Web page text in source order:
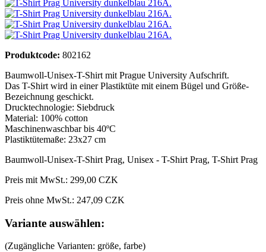
Produktcode: 802162
Baumwoll-Unisex-T-Shirt mit Prague University Aufschrift.
Das T-Shirt wird in einer Plastiktüte mit einem Bügel und Größe-
Bezeichnung geschickt.
Drucktechnologie: Siebdruck
Material: 100% cotton
Maschinenwaschbar bis 40ºC
Plastiktütemaße: 23x27 cm
Baumwoll-Unisex-T-Shirt Prag, Unisex - T-Shirt Prag, T-Shirt Prag
Preis mit MwSt.: 299,00 CZK
Preis ohne MwSt.: 247,09 CZK
Variante auswählen:
(Zugängliche Varianten: größe, farbe)